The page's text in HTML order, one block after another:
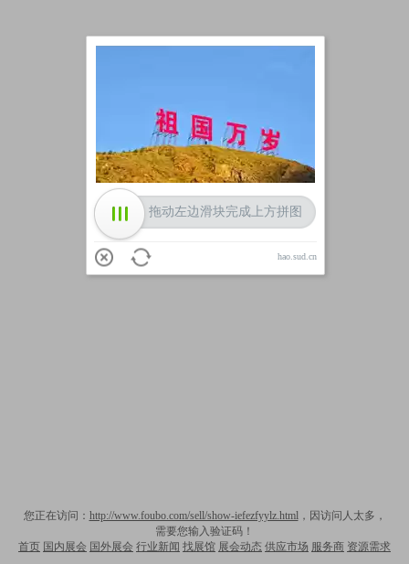
您正在访问： http://www.foubo.com/sell/show-iefezfyylz.html，因访问人太多，
需要您输入验证码！
首页 国内展会 国外展会 行业新闻 找展馆 展会动态 供应市场 服务商 资源需求
拖动左边滑块完成上方拼图
hao.sud.cn